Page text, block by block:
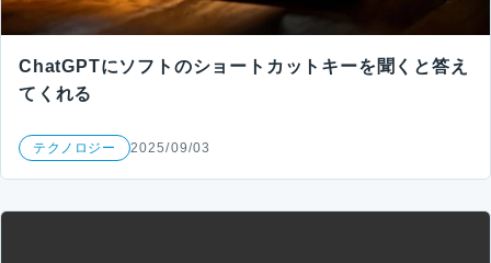
ChatGPTにソフトのショートカットキーを聞くと答え
てくれる
テクノロジー 2025/09/03